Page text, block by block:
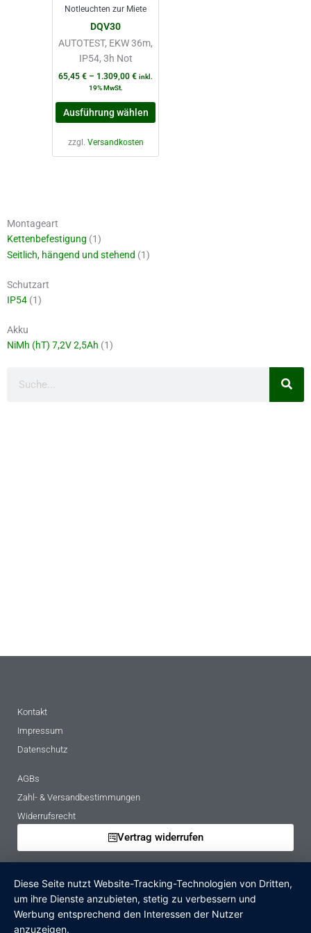
Notleuchten zur Miete
DQV30
AUTOTEST, EKW 36m,
IP54, 3h Not
65,45 € – 1.309,00 € inkl.
19% MwSt.
Ausführung wählen
werden
zzgl. Versandkosten
Montageart
Kettenbefestigung (1)
Seitlich, hängend und stehend (1)
Schutzart
IP54 (1)
Akku
NiMh (hT) 7,2V 2,5Ah (1)
Kontakt
Impressum
Datenschutz
AGBs
Zahl- & Versandbestimmungen
Widerrufsrecht
Vertrag widerrufen
Hinweise zur Batterieentsorgung
Altgeräteverordnung
Verpackungsregister
Diese Seite nutzt Website-Tracking-Technologien von Dritten,
um ihre Dienste anzubieten, stetig zu verbessern und
Werbung entsprechend den Interessen der Nutzer
anzuzeigen.